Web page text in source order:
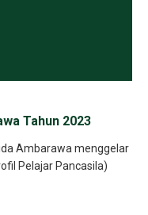
Tahun 2023
Ambarawa menggelar
Pelajar Pancasila)